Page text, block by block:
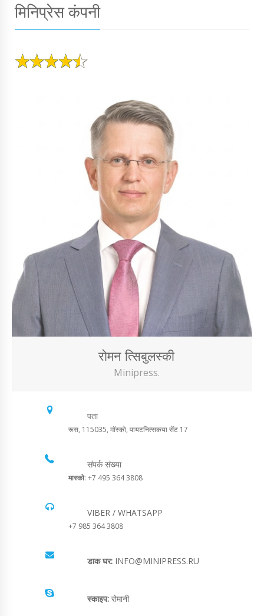
मिनिप्रेस कंपनी
रोमन त्सिबुलस्की
Minipress.
पता
रूस, 115035, मॉस्को, पायटनित्सकया सेंट 17
संपर्क संख्या
मास्को: +7 495 364 3808
VIBER / WHATSAPP
+7 985 364 3808
डाक घर: INFO@MINIPRESS.RU
स्काइप: रोमानी